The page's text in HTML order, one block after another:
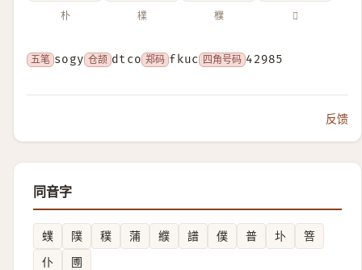
朴 檏 㯷 𣞞
五笔 sogy 仓颉 dtco 郑码 fkuc 四角号码 42985
反馈
同音字
䗱 䧤 穙 蒲 纀 譜 僕 普 圤
箁
仆
圑